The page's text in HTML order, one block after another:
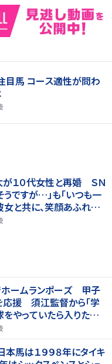
目馬 コース適性が問わ
１０代女性と再婚 ＳＮ
ですが…」も「いつも一
女と共に、笑顔あふれる
ームランポーズ 甲子
援 須江監督から「学
やっていたら入りたかっ
本馬は１９９８年にタイキ